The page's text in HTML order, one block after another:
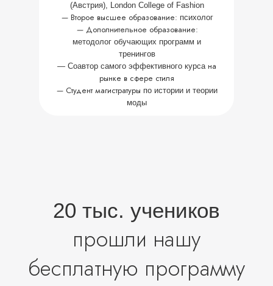
(Австрия), London College of Fashion
—Второе высшее образование: психолог
—Дополнительное образование:
методолог обучающих программ и
тренингов
— Соавтор самого эффективного курсана
рынке в сфере стиля
— Студент магистратуры по истории и теории
моды
20 тыс. учеников
прошли нашу
бесплатную программу
ПРИНЯТЬ УЧАСТИЕ
Регистрируйся на бесплатный вебинар: